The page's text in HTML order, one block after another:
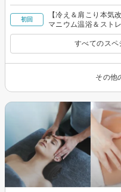
初回
【冷え＆肩こり本気
マニウム温浴＆スト
すべてのスペ
その他